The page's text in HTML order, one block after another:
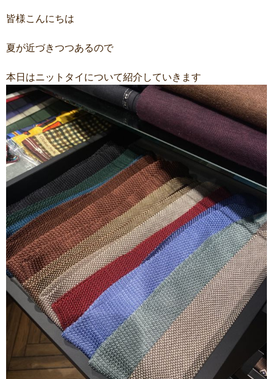
皆様こんにちは
夏が近づきつつあるので
本日はニットタイについて紹介していきます